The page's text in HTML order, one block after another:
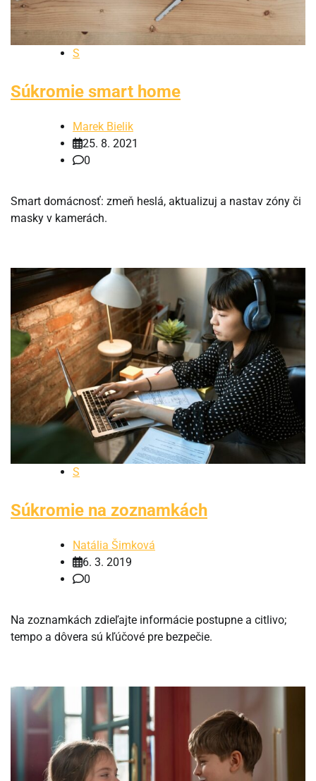
S
Súkromie smart home
Marek Bielik
25. 8. 2021
0
Smart domácnosť: zmeň heslá, aktualizuj a nastav zóny či
masky v kamerách.
S
Súkromie na zoznamkách
Natália Šimková
6. 3. 2019
0
Na zoznamkách zdieľajte informácie postupne a citlivo;
tempo a dôvera sú kľúčové pre bezpečie.